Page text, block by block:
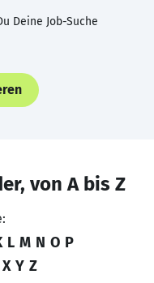
Deine Job-Suche
von A bis Z
L M N O P
X Y Z